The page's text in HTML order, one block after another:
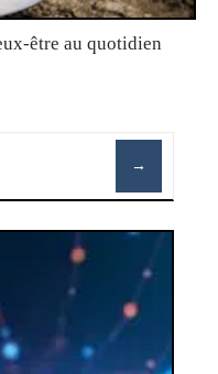
être au quotidien